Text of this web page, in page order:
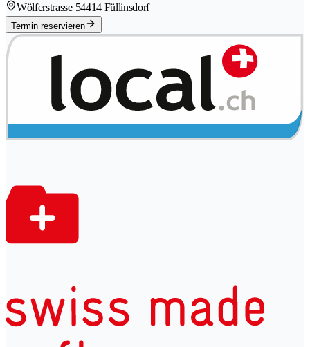
Wölferstrasse 54414 Füllinsdorf
Termin reservieren